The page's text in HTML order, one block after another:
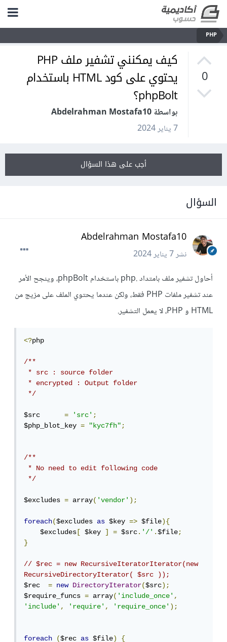
PHP
0
كيف يمكنني تشفير ملف PHP
يحتوي على كود HTML باستخدام
phpBolt؟
بواسطة Abdelrahman Mostafa10
7 يناير 2024
أجب على هذا السؤال
السؤال
Abdelrahman Mostafa10
نشر7 يناير 2024
أحاول تشفير ملف بامتداد .php باستخدام phpBolt، وينجح الأمر
عند تشفير ملفات PHP فقط، ولكن عندما يحتوي الملف على مزيج من
HTML و PHP، لا يعمل التشفير.
<?php
/**
* src : source folder
* encrypted : Output folder
*/
$src = 'src';
$php_blot_key = "kyc7fh";
/**
* No need to edit following code
*/
$excludes = array('vendor');
foreach($excludes as $key => $file){
    $excludes
[ $key ] = $src.'/'.$file;
}
// $rec = new RecursiveIteratorIterator(new
RecursiveDirectoryIterator( $src ));
$rec = new DirectoryIterator($src);
$require_funcs = array('include_once',
'include', 'require', 'require_once');
foreach ($rec as $file) {